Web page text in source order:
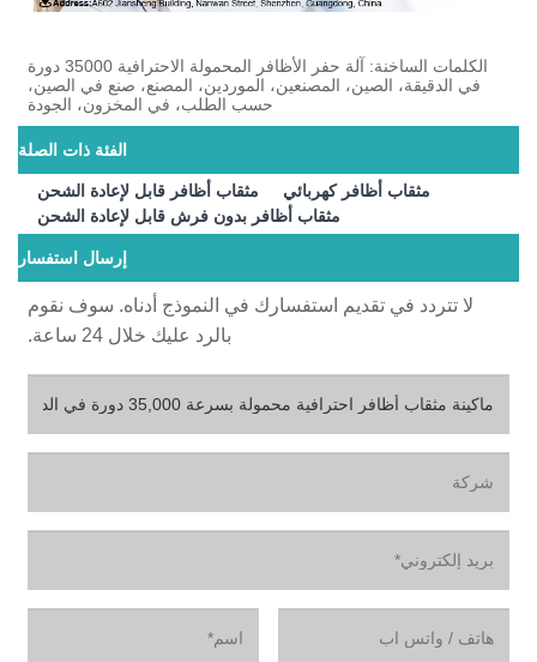
الكلمات الساخنة: آلة حفر الأظافر المحمولة الاحترافية 35000 دورة
في الدقيقة، الصين، المصنعين، الموردين، المصنع، صنع في الصين،
حسب الطلب، في المخزون، الجودة
الفئة ذات الصلة
مثقاب أظافر قابل لإعادة الشحن
مثقاب أظافر كهربائي
مثقاب أظافر بدون فرش قابل لإعادة الشحن
إرسال استفسار
لا تتردد في تقديم استفسارك في النموذج أدناه. سوف نقوم
بالرد عليك خلال 24 ساعة.